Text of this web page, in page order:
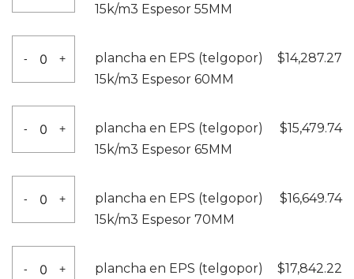
Espesor
50MM
cantidad
EPS
(telgopor)
15k/m3
Espesor
55MM
cantidad
15k/m3 Espesor 55MM
-
EPS
(telgopor)
15k/m3
Espesor
60MM
cantidad
+
plancha en EPS (telgopor)
15k/m3 Espesor 60MM
$14,287.27
-
EPS
(telgopor)
15k/m3
Espesor
65MM
cantidad
+
plancha en EPS (telgopor)
15k/m3 Espesor 65MM
$15,479.74
-
EPS
(telgopor)
15k/m3
+
plancha en EPS (telgopor)
15k/m3 Espesor 70MM
$16,649.74
- +
plancha en EPS (telgopor)
$17,842.22